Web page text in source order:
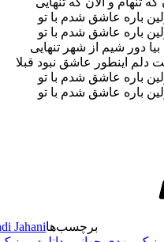
باره عاشق شدم با تو
باره عاشق شدم با تو
دور شیم از شهر تنهایی
اینطور عاشق نبود قبلا
باره عاشق شدم با تو
باره عاشق شدم با تو
برچسب‌هاJahani